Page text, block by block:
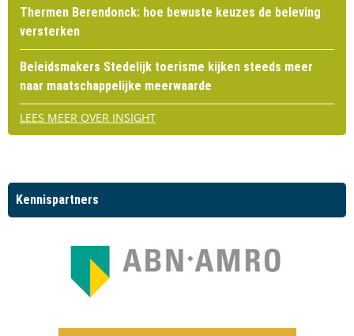
Thermen Berendonck: hoe bewuste keuzes de beleving
versterken
Beleidsmakers Stedelijk toerisme kijken steeds meer
naar maatschappelijke meerwaarde
LEES MEER OVER INSIGHT
Kennispartners